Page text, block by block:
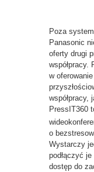
Poza
Panasonic
oferty drugi
współpracy.
w
współpracy,
PressIT360
o
Wystarczy
podłączyć
dostęp do